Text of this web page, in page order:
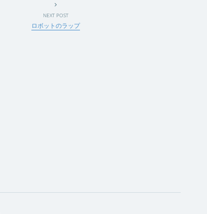
NEXT POST
ロボットのラップ